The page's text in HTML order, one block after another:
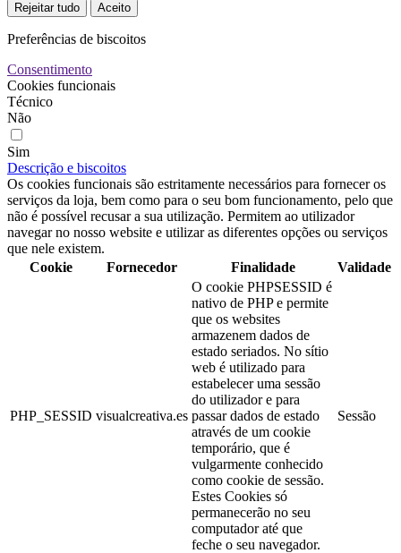
Rejeitar tudo Aceito
Preferências de biscoitos
Consentimento
Cookies funcionais
Técnico
Não
Sim
Descrição e biscoitos
Os cookies funcionais são estritamente necessários para fornecer os
serviços da loja, bem como para o seu bom funcionamento, pelo que
não é possível recusar a sua utilização. Permitem ao utilizador
navegar no nosso website e utilizar as diferentes opções ou serviços
que nele existem.
Cookie
Fornecedor Finalidade Validade
PHP_SESSID visualcreativa.es
O cookie PHPSESSID é
nativo de PHP e permite
que os websites
armazenem dados de
estado seriados. No sítio
web é utilizado para
estabelecer uma sessão
do utilizador e para
passar dados de estado
através de um cookie
temporário, que é
vulgarmente conhecido
como cookie de sessão.
Estes Cookies só
permanecerão no seu
computador até que
feche o seu navegador.
Sessão